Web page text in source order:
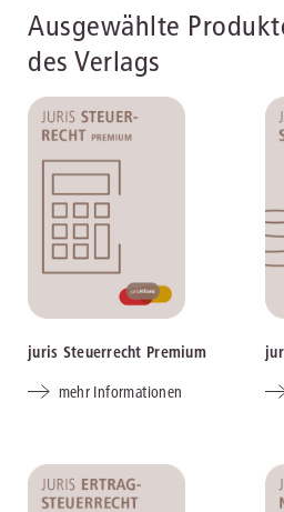
Ausgewählte
des Verlags
juris Steuerrecht Premium
mehr Informationen